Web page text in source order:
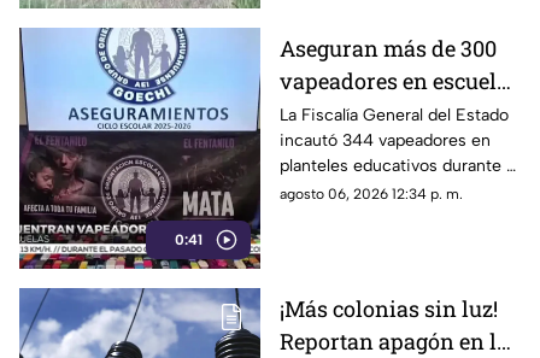
0:41
Aseguran más de 300
vapeadores en escuelas
de Chihuahua; detectan
dispositivo wax
La Fiscalía General del Estado
incautó 344 vapeadores en
planteles educativos durante el
ciclo escolar 2025-2026; 36
agosto 06, 2026 12:34 p. m.
¡Más colonias sin luz!
Reportan apagón en la